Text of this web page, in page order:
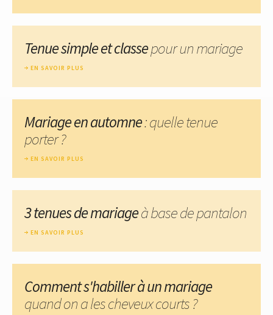
Tenue simple et classepour un mariage
EN SAVOIR PLUS
Mariage en automne: quelle tenue
porter ?
EN SAVOIR PLUS
3 tenues de mariageà base de pantalon
EN SAVOIR PLUS
Comment s'habiller à un mariage
quand on a les cheveux courts ?